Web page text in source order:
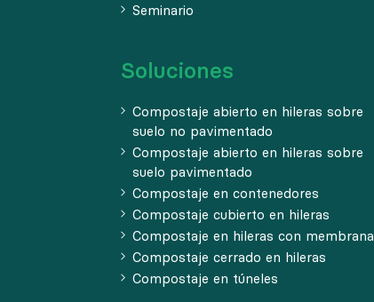
Seminario
Soluciones
Compostaje abierto en hileras sobre
suelo no pavimentado
Compostaje abierto en hileras sobre
suelo pavimentado
Compostaje en contenedores
Compostaje cubierto en hileras
Compostaje en hileras con membrana
Compostaje cerrado en hileras
Compostaje en túneles